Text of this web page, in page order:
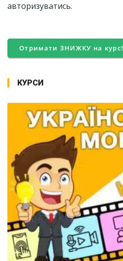
авторизуватись.
Отримати ЗНИЖКУ на курс!
КУРСИ